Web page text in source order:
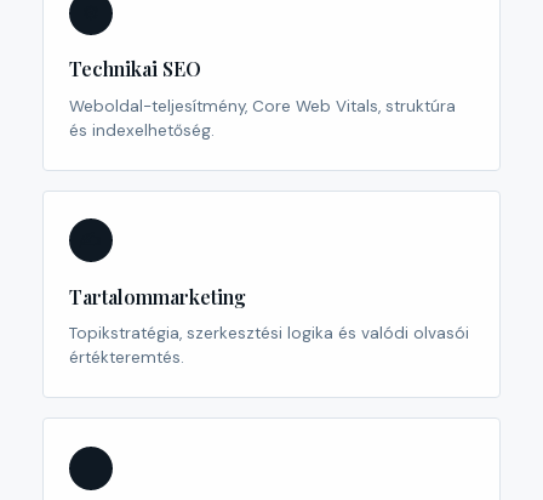
Technikai SEO
Weboldal-teljesítmény, Core Web Vitals, struktúra
és indexelhetőség.
Tartalommarketing
Topikstratégia, szerkesztési logika és valódi olvasói
értékteremtés.